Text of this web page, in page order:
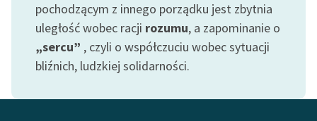
Odkurzamy bohaterów
Szkoła Poezji Wolnych
Lektur
pochodzącym z innego porządku jest zbytnia
uległość wobec racji rozumu, a zapominanie o
„sercu” , czyli o współczuciu wobec sytuacji
bliźnich, ludzkiej solidarności.